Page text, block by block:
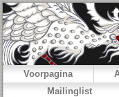
Voorpagina
Mailinglist